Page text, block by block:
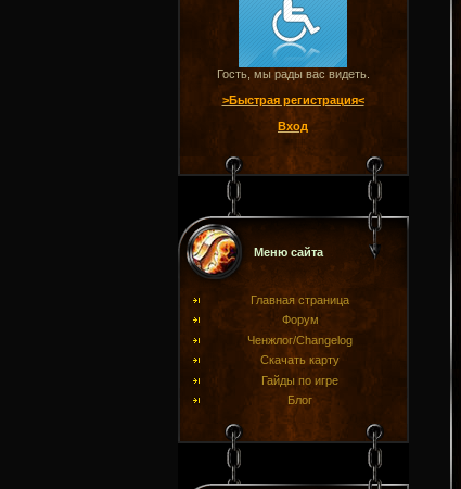
Гость, мы рады вас видеть.
>Быстрая регистрация<
Вход
Меню сайта
Главная страница
Форум
Ченжлог/Changelog
Скачать карту
Гайды по игре
Блог